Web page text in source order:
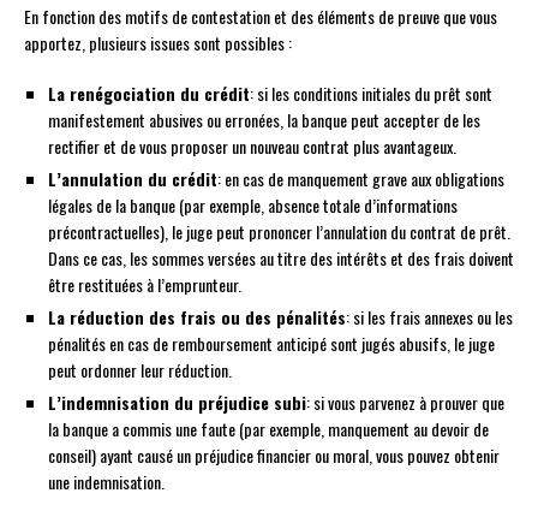
En fonction des motifs de contestation et des éléments de preuve que vous
apportez, plusieurs issues sont possibles :
La renégociation du crédit: si les conditions initiales du prêt sont
manifestement abusives ou erronées, la banque peut accepter de les
rectifier et de vous proposer un nouveau contrat plus avantageux.
L’annulation du crédit: en cas de manquement grave aux obligations
légales de la banque (par exemple, absence totale d’informations
précontractuelles), le juge peut prononcer l’annulation du contrat de prêt.
Dans ce cas, les sommes versées au titre des intérêts et des frais doivent
être restituées à l’emprunteur.
La réduction des frais ou des pénalités: si les frais annexes ou les
pénalités en cas de remboursement anticipé sont jugés abusifs, le juge
peut ordonner leur réduction.
L’indemnisation du préjudice subi: si vous parvenez à prouver que
la banque a commis une faute (par exemple, manquement au devoir de
conseil) ayant causé un préjudice financier ou moral, vous pouvez obtenir
une indemnisation.